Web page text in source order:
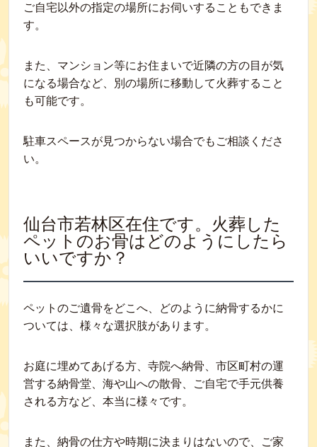
ご自宅以外の指定の場所にお伺いすることもできま
す。
また、マンション等にお住まいで近隣の方の目が気
になる場合など、別の場所に移動して火葬すること
も可能です。
駐車スペースが見つからない場合でもご相談くださ
い。
仙台市若林区在住です。火葬した
ペットのお骨はどのようにしたら
いいですか？
ペットのご遺骨をどこへ、どのように納骨するかに
ついては、様々な選択肢があります。
お庭に埋めてあげる方、寺院へ納骨、市区町村の運
営する納骨堂、海や山への散骨、ご自宅で手元供養
される方など、本当に様々です。
また、納骨の仕方や時期に決まりはないので、ご家